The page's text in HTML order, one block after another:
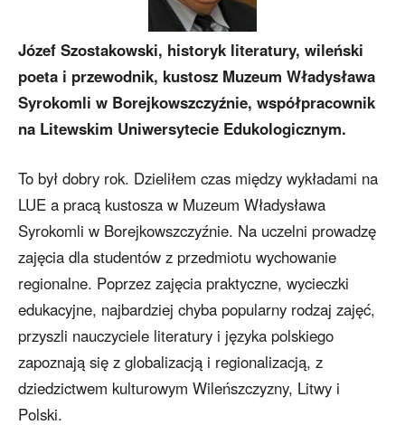
Józef Szostakowski, historyk literatury, wileński
poeta i przewodnik, kustosz Muzeum Władysława
Syrokomli w Borejkowszczyźnie, współpracownik
na Litewskim Uniwersytecie Edukologicznym.
To był dobry rok. Dzieliłem czas między wykładami na
LUE a pracą kustosza w Muzeum Władysława
Syrokomli w Borejkowszczyźnie. Na uczelni prowadzę
zajęcia dla studentów z przedmiotu wychowanie
regionalne. Poprzez zajęcia praktyczne, wycieczki
edukacyjne, najbardziej chyba popularny rodzaj zajęć,
przyszli nauczyciele literatury i języka polskiego
zapoznają się z globalizacją i regionalizacją, z
dziedzictwem kulturowym Wileńszczyzny, Litwy i
Polski.